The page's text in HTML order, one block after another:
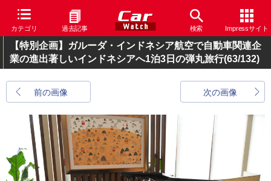
カテゴリ 過去記事 検索 Impressサイト
【特別企画】ガルーダ・インドネシア航空で自動車関連企
業の進出著しいインドネシアへ1泊3日の弾丸旅行(63/132)
前の画像 次の画像